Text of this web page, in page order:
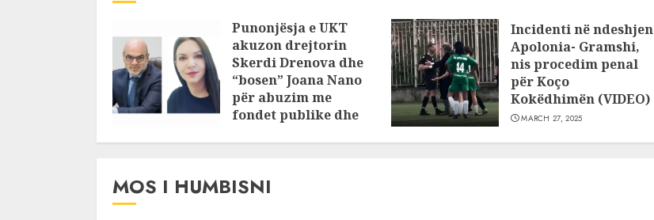
Punonjësja e UKT
akuzon drejtorin
Skerdi Drenova dhe
“bosen” Joana Nano
për abuzim me
fondet publike dhe
Incidenti në ndeshjen
Apolonia- Gramshi,
nis procedim penal
për Koço
Kokëdhimën (VIDEO)
MARCH 27, 2025
MOS I HUMBISNI